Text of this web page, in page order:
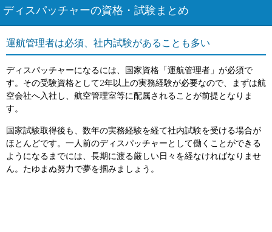
ディスパッチャーの資格・試験まとめ
運航管理者は必須、社内試験があることも多い
ディスパッチャーになるには、国家資格「運航管理者」が必須で
す。その受験資格として2年以上の実務経験が必要なので、まずは航
空会社へ入社し、航空管理室等に配属されることが前提となりま
す。
国家試験取得後も、数年の実務経験を経て社内試験を受ける場合が
ほとんどです。一人前のディスパッチャーとして働くことができる
ようになるまでには、長期に渡る厳しい日々を経なければなりませ
ん。たゆまぬ努力で夢を掴みましょう。